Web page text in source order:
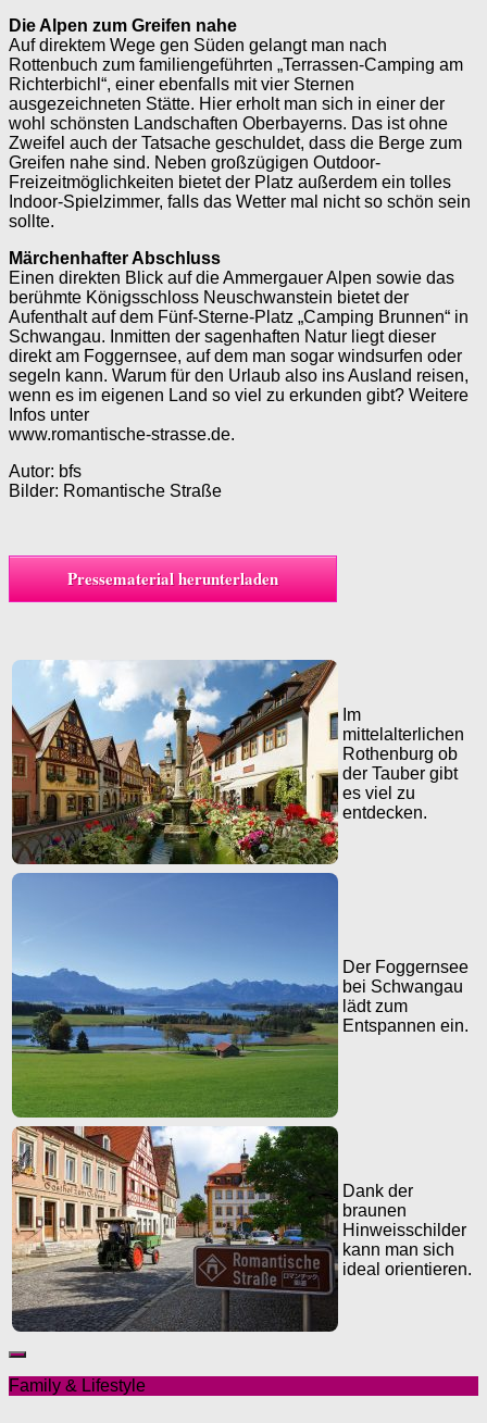
Die Alpen zum Greifen nahe
Auf direktem Wege gen Süden gelangt man nach
Rottenbuch zum familiengeführten „Terrassen-Camping am
Richterbichl“, einer ebenfalls mit vier Sternen
ausgezeichneten Stätte. Hier erholt man sich in einer der
wohl schönsten Landschaften Oberbayerns. Das ist ohne
Zweifel auch der Tatsache geschuldet, dass die Berge zum
Greifen nahe sind. Neben großzügigen Outdoor-
Freizeitmöglichkeiten bietet der Platz außerdem ein tolles
Indoor-Spielzimmer, falls das Wetter mal nicht so schön sein
sollte.
Märchenhafter Abschluss
Einen direkten Blick auf die Ammergauer ­Alpen sowie das
berühmte Königsschloss Neuschwanstein bietet der
Aufenthalt auf dem Fünf-­Sterne-Platz „Camping Brunnen“ in
Schwangau. In­mitten der sagenhaften Natur liegt dieser
direkt am Foggernsee, auf dem man sogar windsurfen oder
segeln kann. Warum für den Urlaub also ins Ausland reisen,
wenn es im eigenen Land so viel zu erkunden gibt? Weitere
Infos unter
www.romantische-strasse.de.
Autor: bfs
Bilder: Romantische Straße
Pressematerial herunterladen
Im
mittelalterlichen
Rothenburg ob
der Tauber gibt
es viel zu
entdecken.
Der Foggernsee
bei Schwangau
lädt zum
Entspannen ein.
Dank der
braunen
Hinweisschilder
kann man sich
ideal orientieren.
Family & Lifestyle